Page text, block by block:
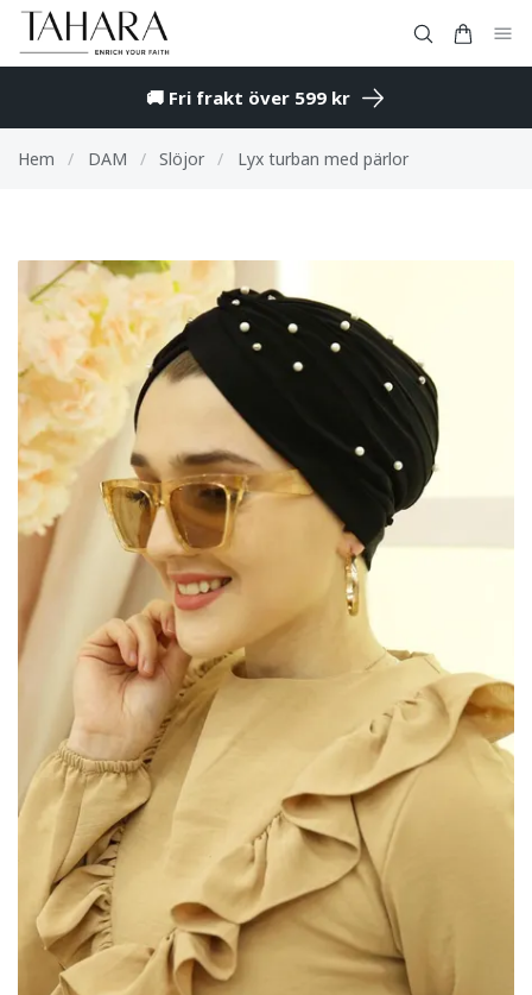
🚚 Fri frakt över 599 kr
Hem / DAM / Slöjor / Lyx turban med pärlor